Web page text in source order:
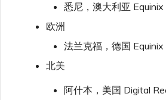
悉尼，澳大利亚 Equinix
欧洲
法兰克福，德国 Equinix
北美
阿什本，美国 Digital